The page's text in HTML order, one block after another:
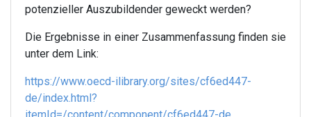
potenzieller Auszubildender geweckt werden?
Die Ergebnisse in einer Zusammenfassung finden sie
unter dem Link:
https://www.oecd-ilibrary.org/sites/cf6ed447-
de/index.html?